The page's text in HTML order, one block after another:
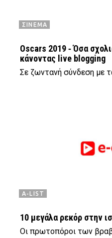
ΣΙΝΕΜΑ
Oscars 2019 ‑ Όσα
κάνοντας live blogging
Σε ζωντανή σύνδεση με
A-LIST
10 μεγάλα ρεκόρ στην
Οι πρωτοπόροι των